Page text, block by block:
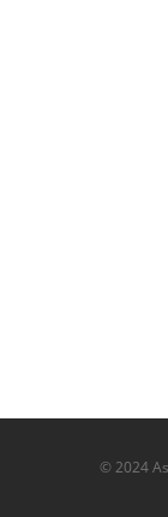
© 2024